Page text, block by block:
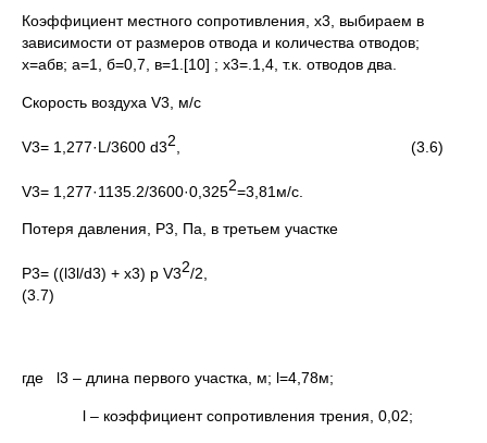
Коэффициент местного сопротивления, x3, выбираем в
зависимости от размеров отвода и количества отводов;
x=абв; а=1, б=0,7, в=1.[10] ; x3=.1,4, т.к. отводов два.
Скорость воздуха V3, м/c
V3= 1,277·L/3600 d32 (3.6)
V3= 1,277·1135.2/3600·0,3252=3,81м/c.
Потеря давления, Р3, Па, в третьем участке
P3= ((l3l/d3) + x3) p V32/2,
(3.7)
где l3 – длина первого участка, м; l=4,78м;
l – коэффициент сопротивления трения, 0,02;